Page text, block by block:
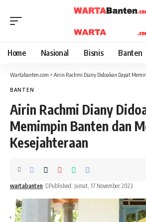
Home Nasional Bisnis Banten
Wartabanten.com > Airin Rachmi Diany Didoakan Dapat Memimpin
BANTEN
Airin Rachmi Diany
Memimpin Banten dan
Kesejahteraan
wartabanten Published: Jumat, 17 November 2023